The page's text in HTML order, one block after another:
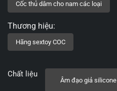
Chất liệu
Âm đạo giả silicone